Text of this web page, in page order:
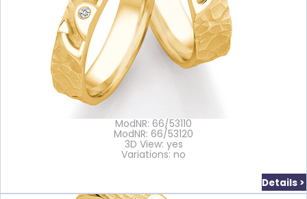
ModNR: 66/53110
ModNR: 66/53120
3D View: yes
Variations: no
Details >